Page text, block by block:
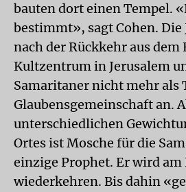
bauten dort einen Tempel.
bestimmt», sagt Cohen.
nach der Rückkehr aus
Kultzentrum in Jerusalem
Samaritaner nicht mehr als
Glaubensgemeinschaft an.
unterschiedlichen
Ortes ist Mosche für die
einzige Prophet. Er wird am
wiederkehren. Bis dahin